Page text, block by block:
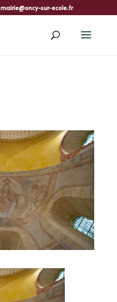
mairie@oncy-sur-ecole.fr